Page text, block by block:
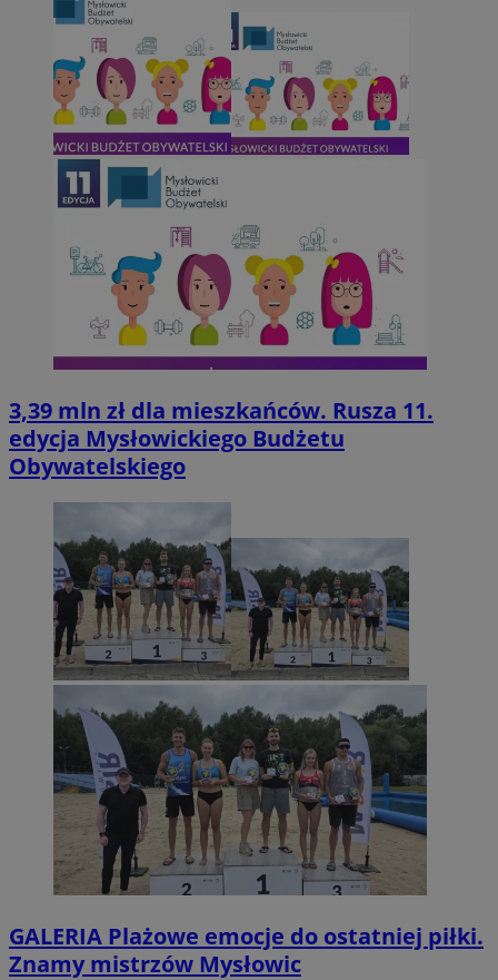
3,39 mln zł dla mieszkańców. Rusza 11.
edycja Mysłowickiego Budżetu
Obywatelskiego
GALERIA Plażowe emocje do ostatniej piłki.
Znamy mistrzów Mysłowic